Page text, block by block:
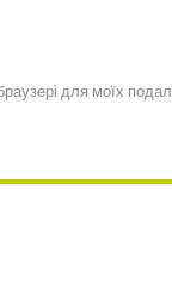
для моїх